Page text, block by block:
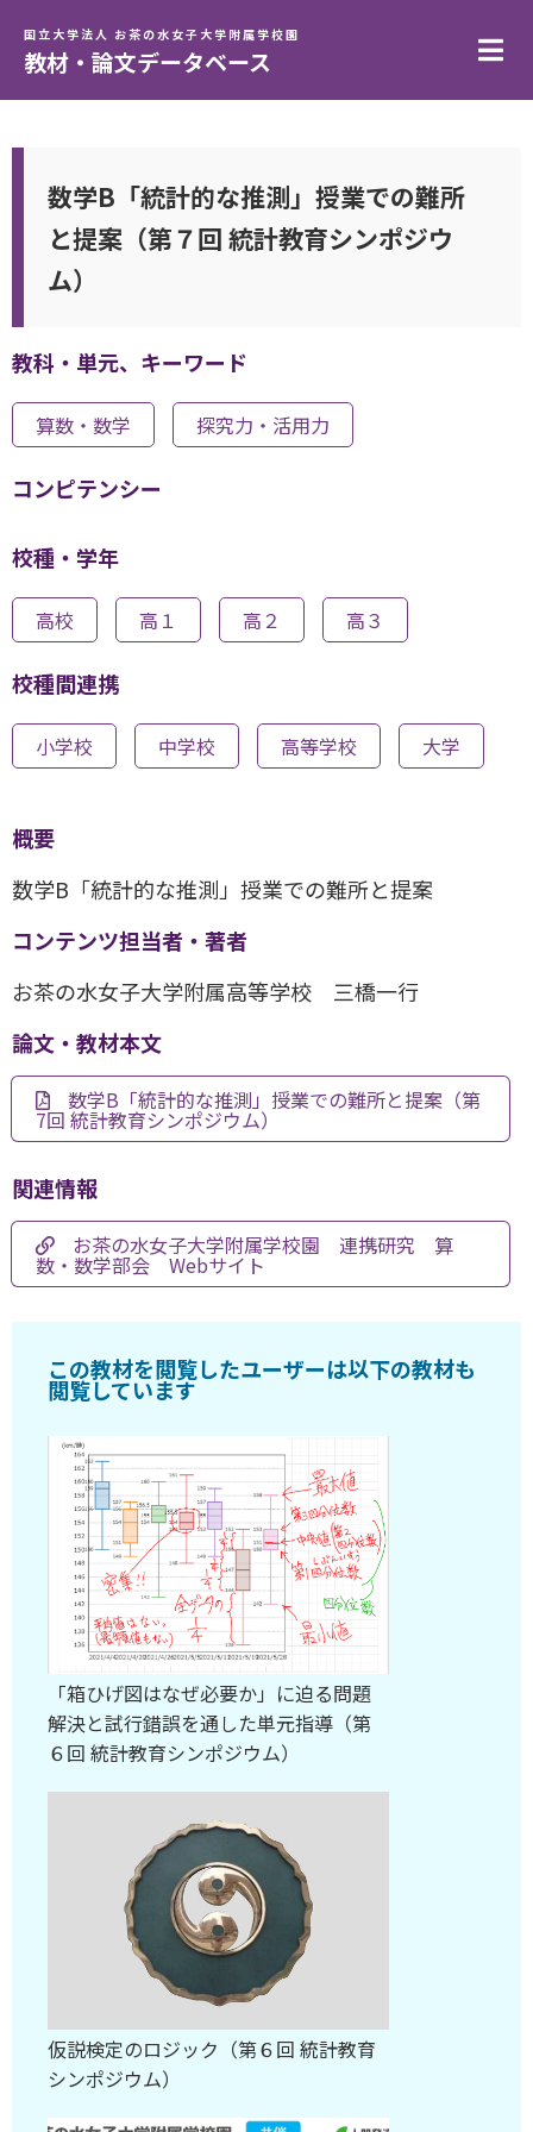
国立大学法人 お茶の水女子大学附属学校園
教材・論文データベース
数学B「統計的な推測」授業での難所
と提案（第７回 統計教育シンポジウ
ム）
教科・単元、キーワード
算数・数学 探究力・活用力
コンピテンシー
校種・学年
高校 高１ 高２ 高３
校種間連携
小学校 中学校 高等学校 大学
概要
数学B「統計的な推測」授業での難所と提案
コンテンツ担当者・著者
お茶の水女子大学附属高等学校 三橋一行
論文・教材本文
数学B「統計的な推測」授業での難所と提案（第
7回 統計教育シンポジウム）
関連情報
お茶の水女子大学附属学校園 連携研究 算
数・数学部会 Webサイト
この教材を閲覧したユーザーは以下の教材も
閲覧しています
「箱ひげ図はなぜ必要か」に迫る問題
解決と試行錯誤を通した単元指導（第
６回 統計教育シンポジウム）
仮説検定のロジック（第６回 統計教育
シンポジウム）